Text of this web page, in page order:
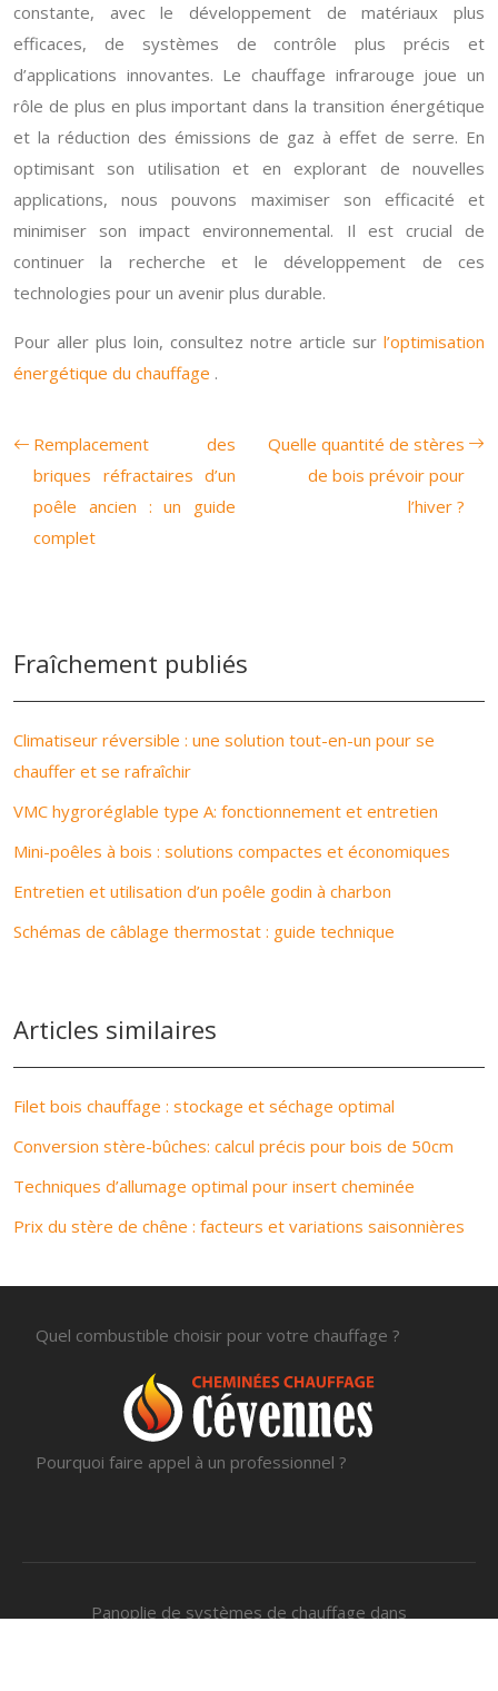
constante, avec le développement de matériaux plus
efficaces, de systèmes de contrôle plus précis et
d’applications innovantes. Le chauffage infrarouge joue un
rôle de plus en plus important dans la transition énergétique
et la réduction des émissions de gaz à effet de serre. En
optimisant son utilisation et en explorant de nouvelles
applications, nous pouvons maximiser son efficacité et
minimiser son impact environnemental. Il est crucial de
continuer la recherche et le développement de ces
technologies pour un avenir plus durable.
Pour aller plus loin, consultez notre article sur l’optimisation
énergétique du chauffage .
Remplacement des
briques réfractaires d’un
poêle ancien : un guide
complet
Quelle quantité de stères
de bois prévoir pour
l’hiver ?
Fraîchement publiés
Climatiseur réversible : une solution tout-en-un pour se
chauffer et se rafraîchir
VMC hygroréglable type A: fonctionnement et entretien
Mini-poêles à bois : solutions compactes et économiques
Entretien et utilisation d’un poêle godin à charbon
Schémas de câblage thermostat : guide technique
Articles similaires
Filet bois chauffage : stockage et séchage optimal
Conversion stère-bûches: calcul précis pour bois de 50cm
Techniques d’allumage optimal pour insert cheminée
Prix du stère de chêne : facteurs et variations saisonnières
Quel combustible choisir pour votre chauffage ?
Pourquoi faire appel à un professionnel ?
Panoplie de systèmes de chauffage dans